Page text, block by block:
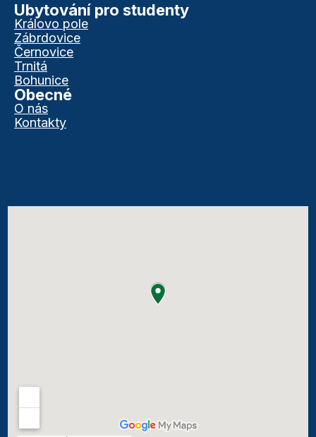
Ubytování pro studenty
Královo pole
Zábrdovice
Černovice
Trnitá
Bohunice
Obecné
O nás
Kontakty